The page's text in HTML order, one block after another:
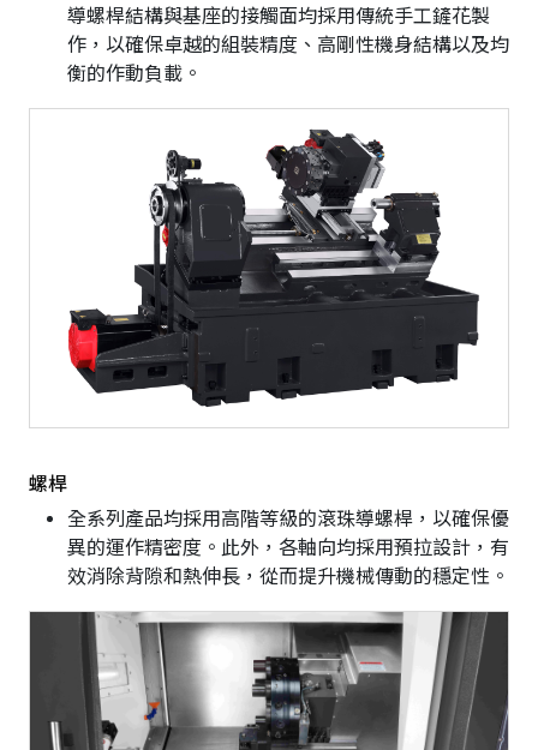
導螺桿結構與基座的接觸面均採用傳統手工鏟花製
作，以確保卓越的組裝精度、高剛性機身結構以及均
衡的作動負載。
螺桿
全系列產品均採用高階等級的滾珠導螺桿，以確保優
異的運作精密度。此外，各軸向均採用預拉設計，有
效消除背隙和熱伸長，從而提升機械傳動的穩定性。